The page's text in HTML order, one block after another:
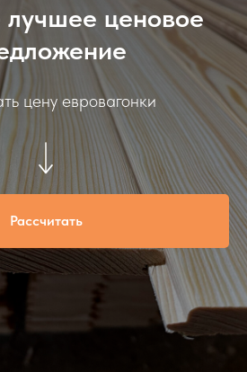
лучшее ценовое
цену евровагонки
Рассчитать